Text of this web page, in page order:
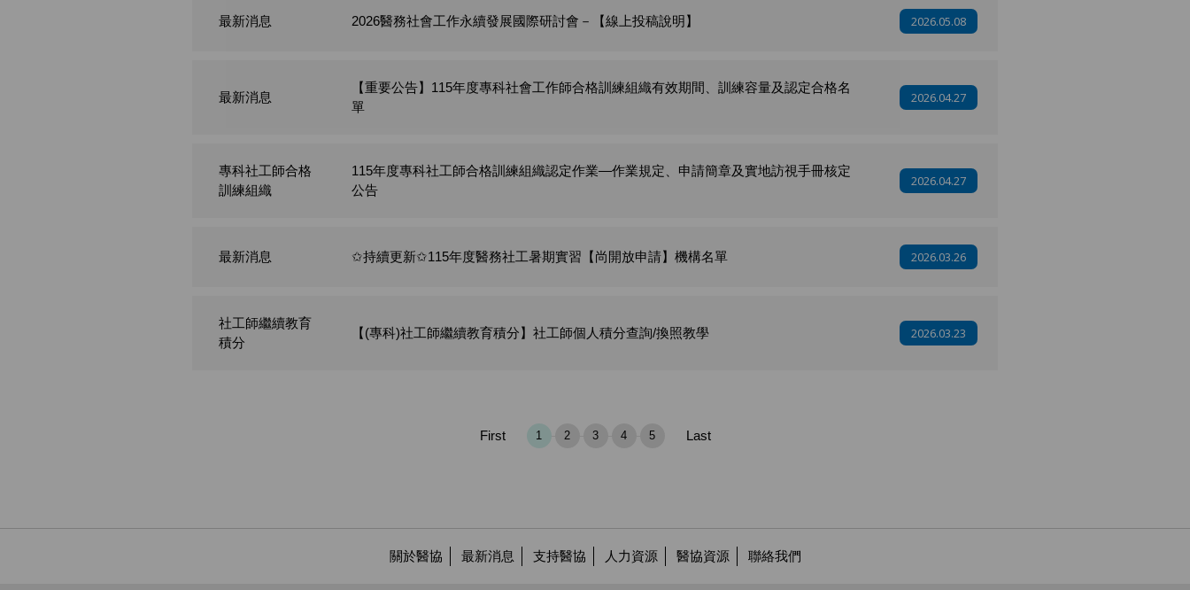
最新消息 2026醫務社會工作永續發展國際研討會－【線上投稿說明】 2026.05.08
最新消息
【重要公告】115年度專科社會工作師合格訓練組織有效期間、訓練容量及認定合格名
單
2026.04.27
專科社工師合格
訓練組織
115年度專科社工師合格訓練組織認定作業—作業規定、申請簡章及實地訪視手冊核定
公告
2026.04.27
最新消息 ✩持續更新✩115年度醫務社工暑期實習【尚開放申請】機構名單 2026.03.26
社工師繼續教育
積分
【(專科)社工師繼續教育積分】社工師個人積分查詢/換照教學 2026.03.23
First 1 2 3 4 5 Last
關於醫協 最新消息 支持醫協 人力資源 醫協資源 聯絡我們